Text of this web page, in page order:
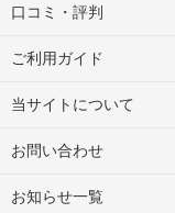
口コミ・評判
ご利用ガイド
当サイトについて
お問い合わせ
お知らせ一覧